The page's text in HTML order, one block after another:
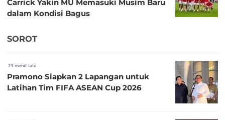
Carrick Yakin MU Memasuki Musim Baru
dalam Kondisi Bagus
SOROT
24 menit lalu
Pramono Siapkan 2 Lapangan untuk
Latihan Tim FIFA ASEAN Cup 2026